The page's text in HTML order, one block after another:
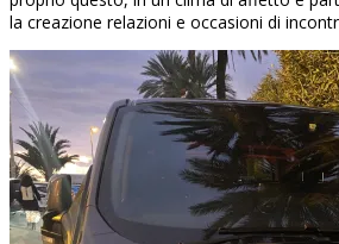
la creazione relazioni e occasioni di